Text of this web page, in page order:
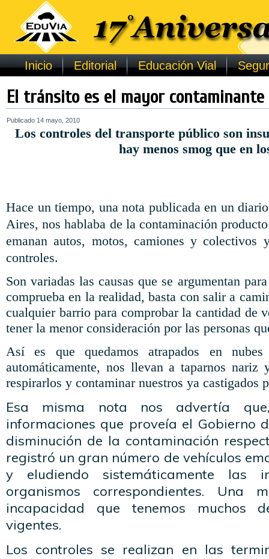
Inicio Editorial Educación Vial
El tránsito es el mayor contaminante
Publicado 14 mayo, 2010
Los controles del transporte público son
hay menos smog que en
Hace un tiempo, una nota publicada en un
Aires, nos hablaba de la contaminaciónproducto
emanan autos, motos, camiones y
controles.
Son variadas las causas que se argumentan
comprueba en la realidad, basta con salir a
cualquier barrio para comprobar la cantidad de
tener la menor consideración por las personas
Así es que quedamos atrapados en
automáticamente, nos llevan a taparnos nariz
respirarlos y contaminar nuestros ya castigados
Esa misma nota nos advertía
informaciones que proveía el Gobierno
disminución de la contaminación
registró un gran número de vehículos
y eludiendo sistemáticamente las
organismos correspondientes. Una
incapacidad que tenemos muchos
vigentes.
Los controles se realizan en las